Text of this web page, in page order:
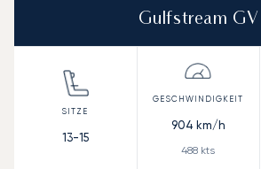
Gulfstream GV
13-15
904 km/h
488 kts